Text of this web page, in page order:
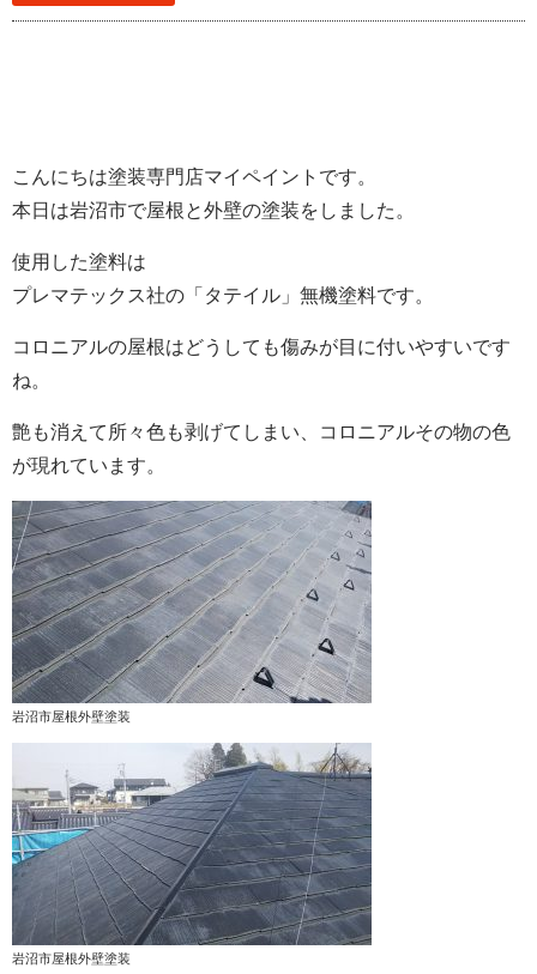
こんにちは塗装専門店マイペイントです。
本日は岩沼市で屋根と外壁の塗装をしました。
使用した塗料は
プレマテックス社の「タテイル」無機塗料です。
コロニアルの屋根はどうしても傷みが目に付いやすいです
ね。
艶も消えて所々色も剥げてしまい、コロニアルその物の色
が現れています。
岩沼市屋根外壁塗装
岩沼市屋根外壁塗装